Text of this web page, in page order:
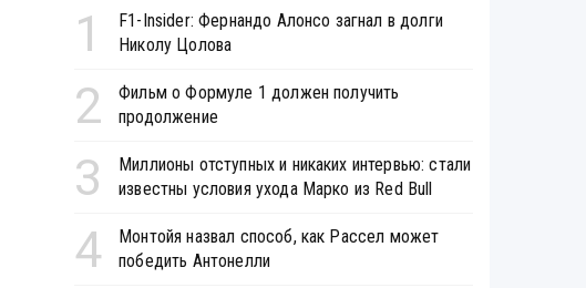
1
F1-Insider: Фернандо Алонсо загнал в долги
Николу Цолова
2
Фильм о Формуле 1 должен получить
продолжение
3
Миллионы отступных и никаких интервью: стали
известны условия ухода Марко из Red Bull
4
Монтойя назвал способ, как Рассел может
победить Антонелли